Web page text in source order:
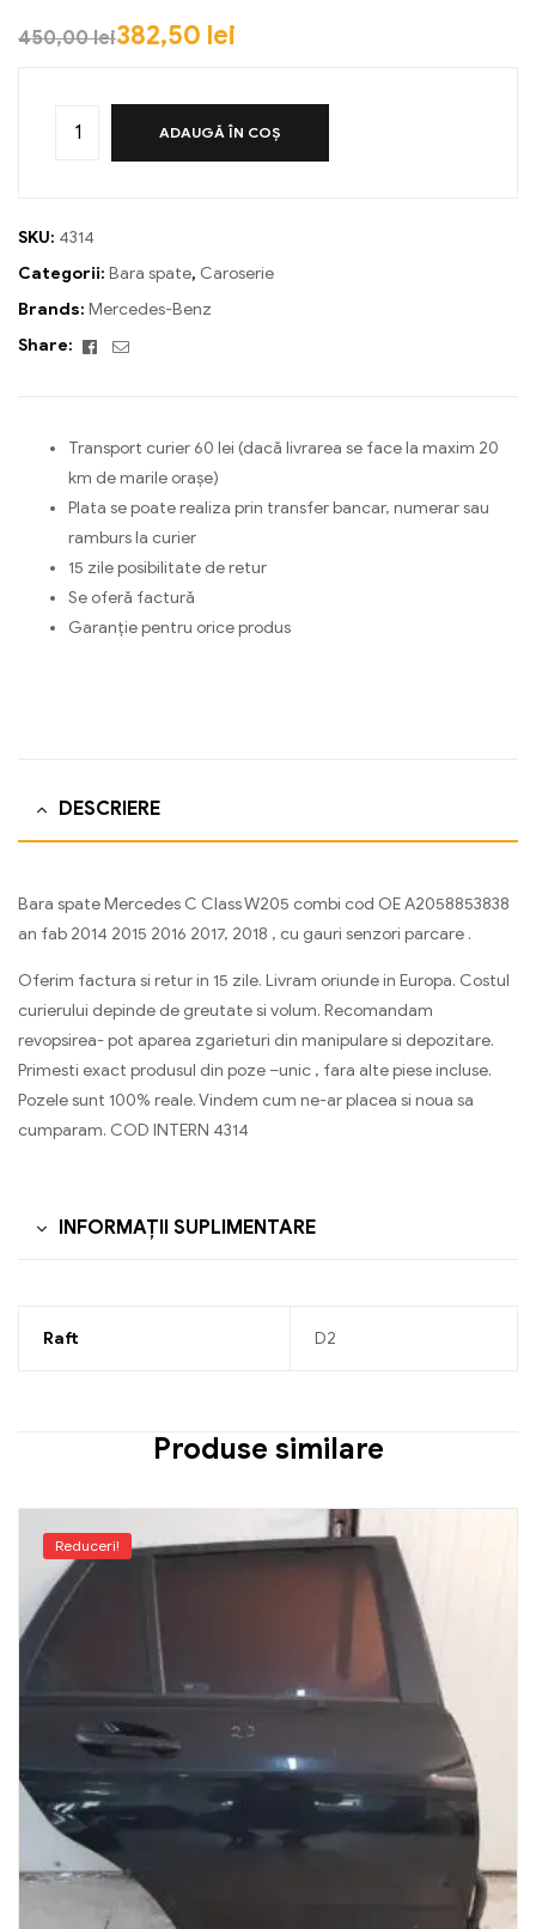
450,00lei382,50 lei
ADAUGĂ ÎN COȘ
SKU: 4314
Categorii: Bara spate, Caroserie
Brands: Mercedes-Benz
Share:
Facebook
Email
Transport curier 60 lei (dacă livrarea se face la maxim 20
km de marile orașe)
Plata se poate realiza prin transfer bancar, numerar sau
ramburs la curier
15 zile posibilitate de retur
Se oferă factură
Garanție pentru orice produs
DESCRIERE
Bara spate Mercedes C Class W205 combi cod OE A2058853838
an fab 2014 2015 2016 2017, 2018 , cu gauri senzori parcare .
Oferim factura si retur in 15 zile. Livram oriunde in Europa. Costul
curierului depinde de greutate si volum. Recomandam
revopsirea- pot aparea zgarieturi din manipulare si depozitare.
Primesti exact produsul din poze –unic , fara alte piese incluse.
Pozele sunt 100% reale. Vindem cum ne-ar placea si noua sa
cumparam. COD INTERN 4314
INFORMAȚII SUPLIMENTARE
Raft D2
Produse similare
Reduceri!